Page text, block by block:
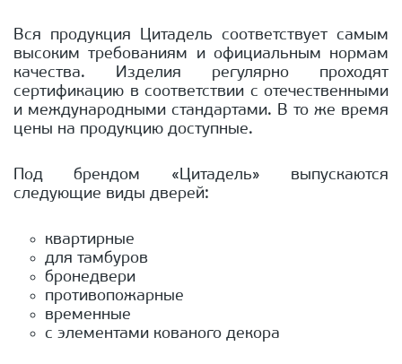
Вся продукция Цитадель соответствует самым
высоким требованиям и официальным нормам
качества. Изделия регулярно проходят
сертификацию в соответствии с отечественными
и международными стандартами. В то же время
цены на продукцию доступные.
Под брендом «Цитадель» выпускаются
следующие виды дверей:
квартирные
для тамбуров
бронедвери
противопожарные
временные
с элементами кованого декора